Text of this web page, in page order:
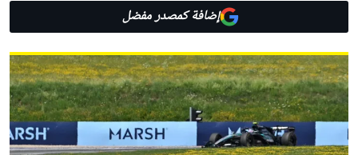
إضافة كمصدر مفضل